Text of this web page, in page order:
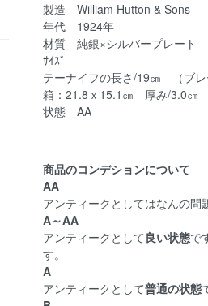
製造 William Hutton & Sons
年代 1924年
材質 純銀×シルバープレート
ｻｲｽﾞ
テーナイフの長さ/19㎝ （ブレ
箱：21.8ｘ15.1㎝ 厚み/3.0㎝
状態 AA
商品のコンデションについて
AA
アンティークとしてはなんの問
A～AA
アンティークとして 良い状態で
す。
A
アンティークとして普通の状態